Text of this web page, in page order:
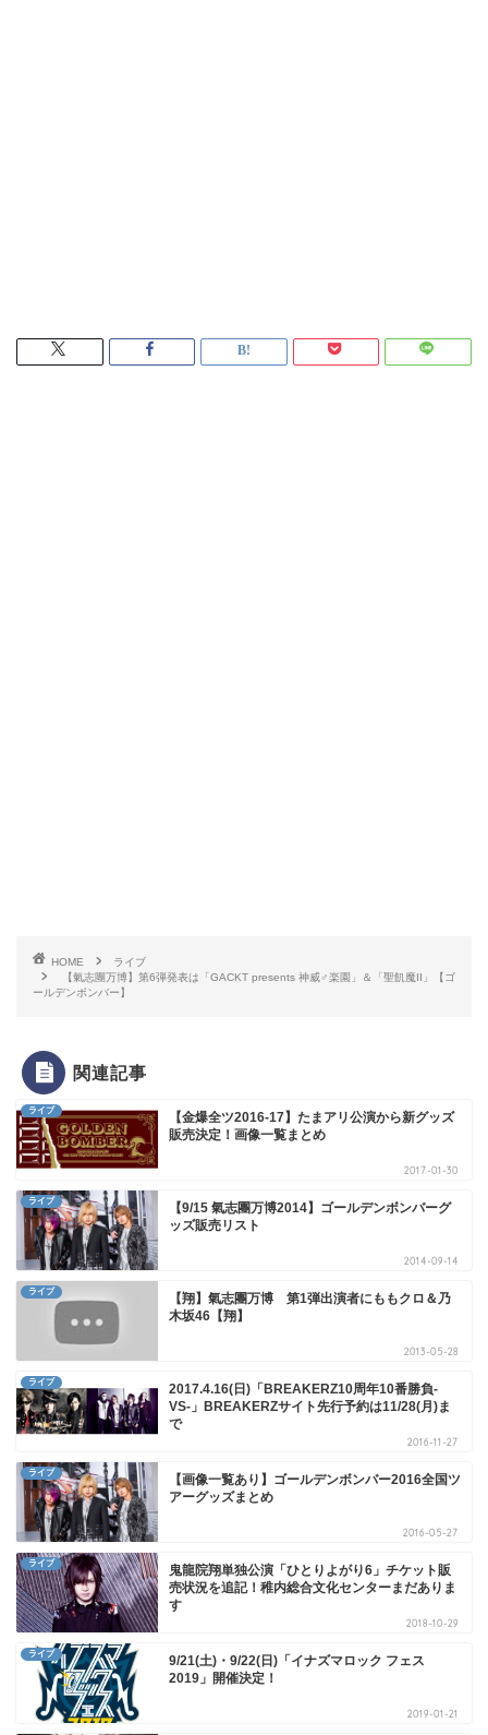
HOME
ライブ
【氣志團万博】第6弾発表は「GACKT presents 神威♂楽園」＆「聖飢魔II」【ゴ
ールデンボンバー】
関連記事
ライブ
【金爆全ツ2016-17】たまアリ公演から新グッズ
販売決定！画像一覧まとめ
2017-01-30
ライブ
【9/15 氣志團万博2014】ゴールデンボンバーグ
ッズ販売リスト
2014-09-14
ライブ
【翔】氣志團万博 第1弾出演者にももクロ＆乃
木坂46【翔】
2013-05-28
ライブ
2017.4.16(日)「BREAKERZ10周年10番勝負-
VS-」BREAKERZサイト先行予約は11/28(月)ま
で
2016-11-27
ライブ
【画像一覧あり】ゴールデンボンバー2016全国ツ
アーグッズまとめ
2016-05-27
ライブ
鬼龍院翔単独公演「ひとりよがり6」チケット販
売状況を追記！稚内総合文化センターまだありま
す
2018-10-29
ライブ
9/21(土)・9/22(日)「イナズマロック フェス
2019」開催決定！
2019-01-21